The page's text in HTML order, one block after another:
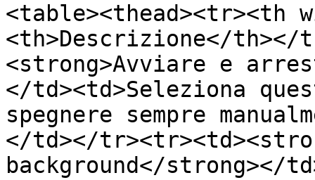
<table><thead><tr><th
<th>Descrizione</th></
<strong>Avviare e
</td><td>Seleziona
spegnere sempre
</td></
background</strong></